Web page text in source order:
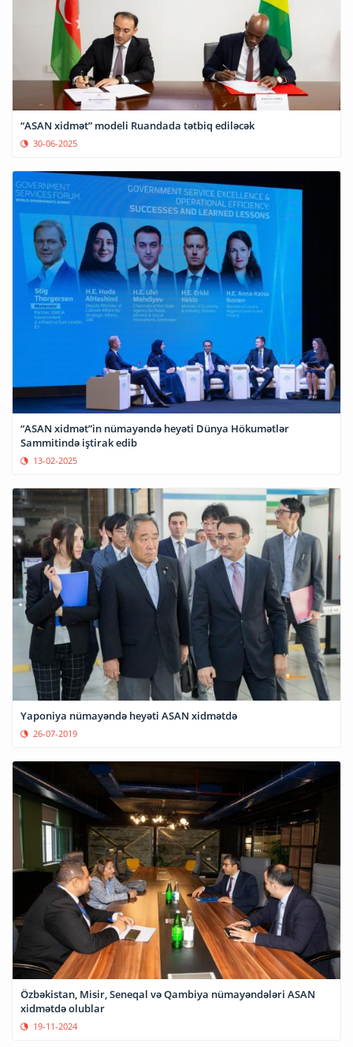
“ASAN xidmət” modeli Ruandada tətbiq ediləcək
30-06-2025
“ASAN xidmət”in nümayəndə heyəti Dünya Hökumətlər
Sammitində iştirak edib
13-02-2025
Yaponiya nümayəndə heyəti ASAN xidmətdə
26-07-2019
Özbəkistan, Misir, Seneqal və Qambiya nümayəndələri ASAN
xidmətdə olublar
19-11-2024